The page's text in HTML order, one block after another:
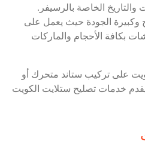
الخاصة بالرسيفر.
وكبيرة الجودة حيث يعمل على
بكافة الأحجام والماركات
على تركيب ستاند متحرك أو
خدمات تصليح ستلايت الكويت